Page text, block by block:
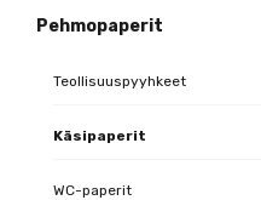
Pehmopaperit
Teollisuuspyyhkeet
Käsipaperit
WC-paperit